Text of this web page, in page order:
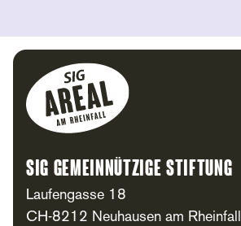
SIG Gemeinnützige Stiftung
Laufengasse 18
CH-8212 Neuhausen am Rheinfall